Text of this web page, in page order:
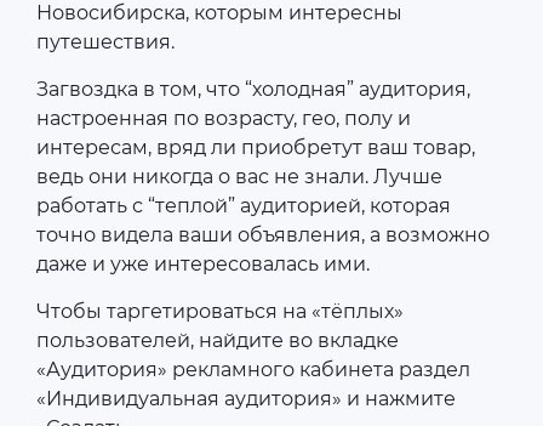
Новосибирска, которым интересны
путешествия.
Загвоздка в том, что “холодная” аудитория,
настроенная по возрасту, гео, полу и
интересам, вряд ли приобретут ваш товар,
ведь они никогда о вас не знали. Лучше
работать с “теплой” аудиторией, которая
точно видела ваши объявления, а возможно
даже и уже интересовалась ими.
Чтобы таргетироваться на «тёплых»
пользователей, найдите во вкладке
«Аудитория» рекламного кабинета раздел
«Индивидуальная аудитория» и нажмите